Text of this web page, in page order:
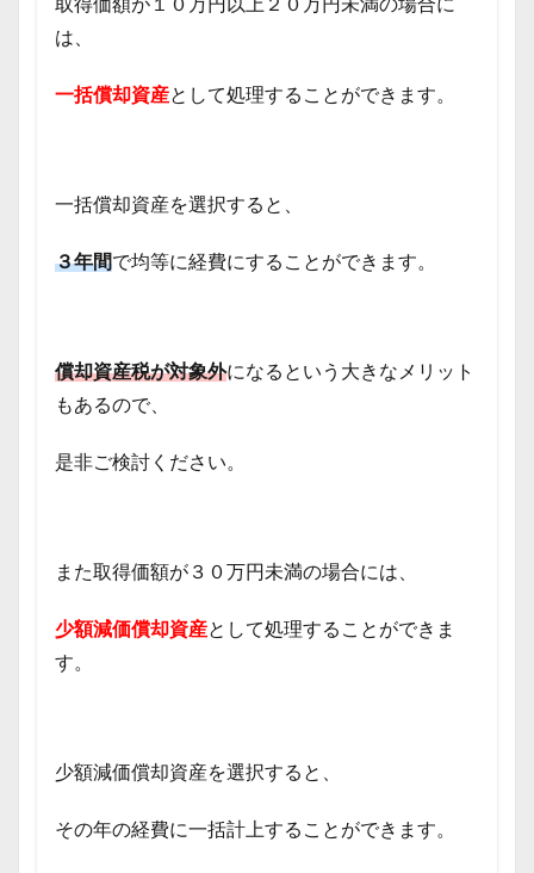
取得価額が１０万円以上２０万円未満の場合に
は、
一括償却資産として処理することができます。
一括償却資産を選択すると、
３年間で均等に経費にすることができます。
償却資産税が対象外になるという大きなメリット
もあるので、
是非ご検討ください。
また取得価額が３０万円未満の場合には、
少額減価償却資産として処理することができま
す。
少額減価償却資産を選択すると、
その年の経費に一括計上することができます。